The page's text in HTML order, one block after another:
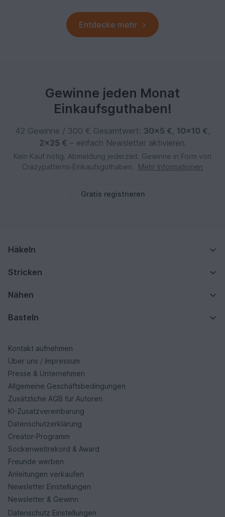
Entdecke mehr
Gewinne jeden Monat
Einkaufsguthaben!
42 Gewinne / 300 € Gesamtwert: 30×5 €, 10×10 €,
2×25 € – einfach Newsletter aktivieren.
Kein Kauf nötig. Abmeldung jederzeit. Gewinne in Form von
Crazypatterns‑Einkaufsguthaben.
Mehr Informationen
Gratis registrieren
Häkeln
Stricken
Nähen
Basteln
Kontakt aufnehmen
Über uns / Impressum
Presse & Unternehmen
Allgemeine Geschäftsbedingungen
Zusätzliche AGB für Autoren
KI-Zusatzvereinbarung
Datenschutzerklärung
Creator-Programm
Sockenweltrekord & Award
Freunde werben
Anleitungen verkaufen
Newsletter Einstellungen
Newsletter & Gewinn
Datenschutz Einstellungen